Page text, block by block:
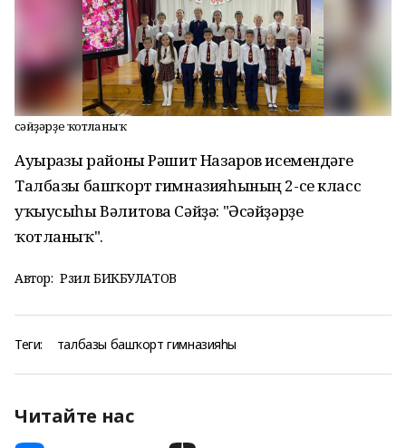
Әсәйҙәрҙе ҡотланыҡ
Ауырғазы районы Рәшит Назаров исемендәге
Талбазы башҡорт гимназияһының 2-се класс
уҡыусыһы Вәлитова Сәйҙә: "Әсәйҙәрҙе
ҡотланыҡ".
Автор: Рәзил БИКБУЛАТОВ
Теги: талбазы башҡорт гимназияһы
Читайте нас